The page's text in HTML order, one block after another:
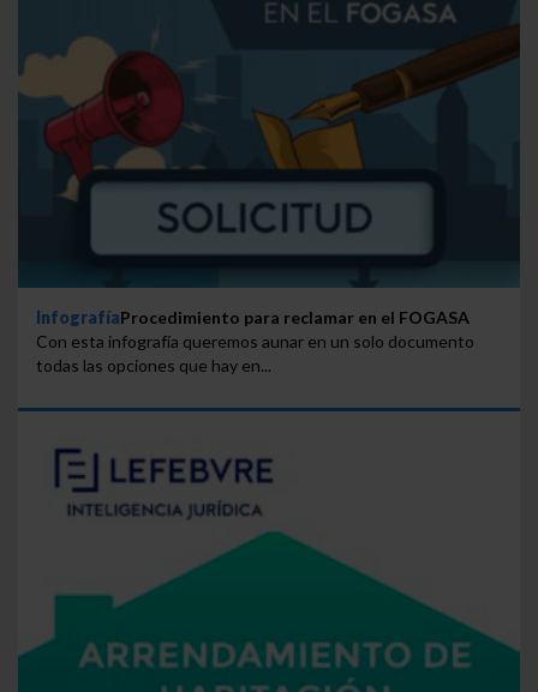
InfografíaProcedimiento para reclamar en el FOGASA
Con esta infografía queremos aunar en un solo documento
todas las opciones que hay en...